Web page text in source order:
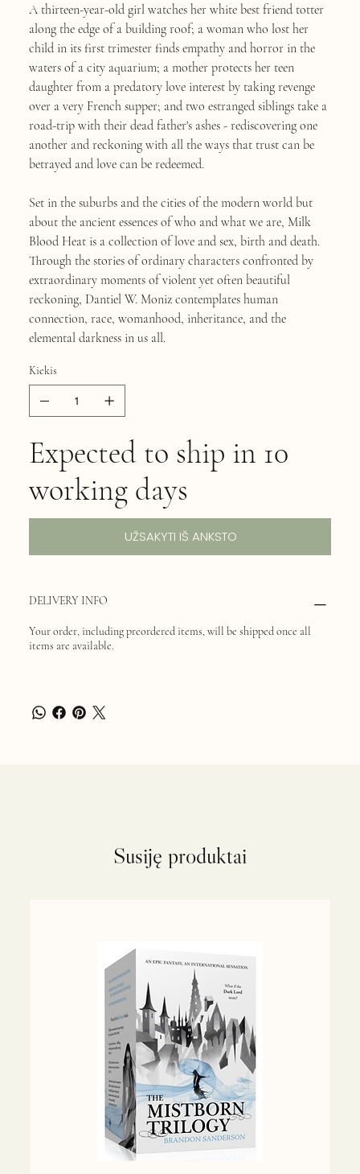
A thirteen-year-old girl watches her white best friend totter
along the edge of a building roof; a woman who lost her
child in its first trimester finds empathy and horror in the
waters of a city aquarium; a mother protects her teen
daughter from a predatory love interest by taking revenge
over a very French supper; and two estranged siblings take a
road-trip with their dead father's ashes - rediscovering one
another and reckoning with all the ways that trust can be
betrayed and love can be redeemed.
Set in the suburbs and the cities of the modern world but
about the ancient essences of who and what we are, Milk
Blood Heat is a collection of love and sex, birth and death.
Through the stories of ordinary characters confronted by
extraordinary moments of violent yet often beautiful
reckoning, Dantiel W. Moniz contemplates human
connection, race, womanhood, inheritance, and the
elemental darkness in us all.
Kiekis
Expected to ship in 10
working days
UŽSAKYTI IŠ ANKSTO
DELIVERY INFO
Your order, including preordered items, will be shipped once all
items are available.
Susiję produktai